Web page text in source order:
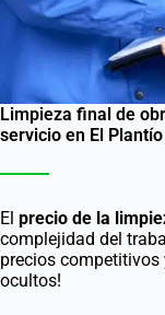
Limpieza final de
servicio en El Plantío
El precio de la
complejidad del
precios competitivos
ocultos!